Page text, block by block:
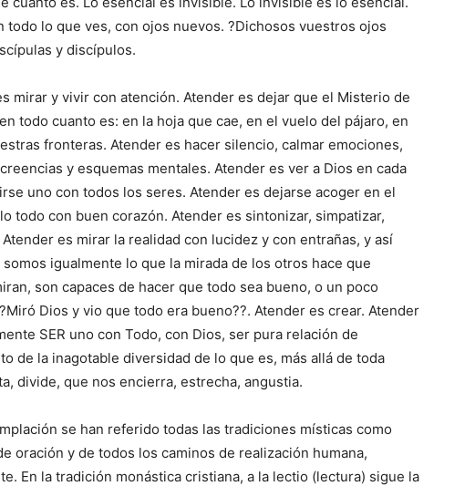
lo que ves, con ojos nuevos. ?Dichosos vuestros ojos
y discípulos.
mirar y vivir con atención. Atender es dejar que el Misterio de
todo cuanto es: en la hoja que cae, en el vuelo del pájaro, en
fronteras. Atender es hacer silencio, calmar emociones,
y esquemas mentales. Atender es ver a Dios en cada
uno con todos los seres. Atender es dejarse acoger en el
todo con buen corazón. Atender es sintonizar, simpatizar,
es mirar la realidad con lucidez y con entrañas, y así
igualmente lo que la mirada de los otros hace que
son capaces de hacer que todo sea bueno, o un poco
Dios y vio que todo era bueno??. Atender es crear. Atender
SER uno con Todo, con Dios, ser pura relación de
de la inagotable diversidad de lo que es, más allá de toda
divide, que nos encierra, estrecha, angustia.
se han referido todas las tradiciones místicas como
oración y de todos los caminos de realización humana,
En la tradición monástica cristiana, a la lectio (lectura) sigue la